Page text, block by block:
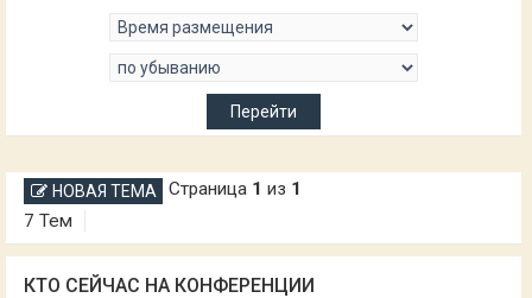
НОВАЯ ТЕМА
7 Тем
Страница 1 из 1
КТО СЕЙЧАС НА КОНФЕРЕНЦИИ